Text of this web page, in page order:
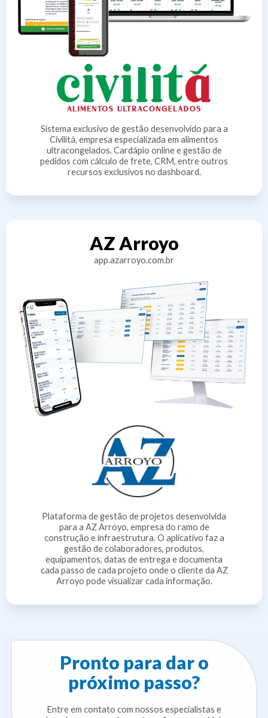
Sistema exclusivo de gestão desenvolvido para a
Civilitá, empresa especializada em alimentos
ultracongelados. Cardápio online e gestão de
pedidos com cálculo de frete, CRM, entre outros
recursos exclusivos no dashboard.
AZ Arroyo
app.azarroyo.com.br
Plataforma de gestão de projetos desenvolvida
para a AZ Arroyo, empresa do ramo de
construção e infraestrutura. O aplicativo faz a
gestão de colaboradores, produtos,
equipamentos, datas de entrega e documenta
cada passo de cada projeto onde o cliente da AZ
Arroyo pode visualizar cada informação.
Pronto para dar o
próximo passo?
Entre em contato com nossos especialistas e